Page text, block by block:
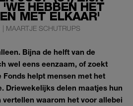
HEBBEN HET
MET ELKAAR'
| MAARTJE SCHUTRUPS
Bijna de helft van de
wel eens eenzaam, of zoekt
Fonds helpt mensen met het
Driewekelijks delen maatjes hun
vertellen waarom het voor allebei